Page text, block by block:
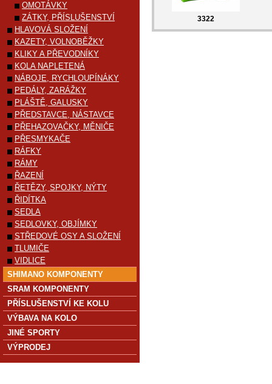
3322
OMOTÁVKY
ZÁTKY, PŘÍSLUŠENSTVÍ
HLAVOVÁ SLOŽENÍ
KAZETY, VOLNOBĚŽKY
KLIKY A PŘEVODNÍKY
KOLA NAPLETENÁ
NÁBOJE, RYCHLOUPÍNÁKY
PEDÁLY, ZARÁŽKY
PLÁŠTĚ, GALUSKY
PŘEDSTAVCE, NÁSTAVCE
PŘEHAZOVAČKY, MĚNIČE
PŘESMYKAČE
RÁFKY
RÁMY
ŘAZENÍ
ŘETĚZY, SPOJKY, NÝTY
ŘIDÍTKA
SEDLA
SEDLOVKY, OBJÍMKY
STŘEDOVÉ OSY A SLOŽENÍ
TLUMIČE
VIDLICE
SHIMANO KOMPONENTY
SRAM KOMPONENTY
PŘÍSLUŠENSTVÍ KE KOLU
VÝBAVA NA KOLO
JINÉ SPORTY
VÝPRODEJ